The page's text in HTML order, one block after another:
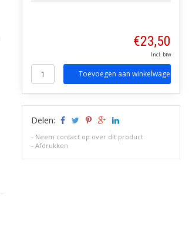
€23,50
Incl. btw
Toevoegen aan winkelwagen
Delen:
- Neem contact op over dit product
-Afdrukken